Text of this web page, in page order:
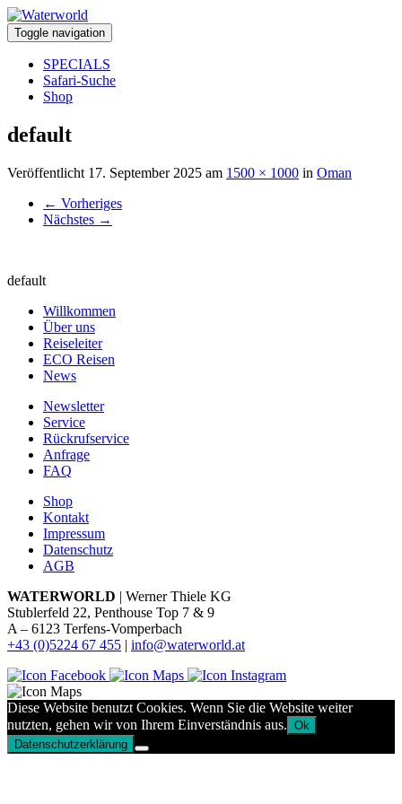
Toggle navigation
SPECIALS
Safari-Suche
Shop
default
Veröffentlicht 17. September 2025 am 1500 × 1000 in Oman
← Vorheriges
Nächstes →
default
Willkommen
Über uns
Reiseleiter
ECO Reisen
News
Newsletter
Service
Rückrufservice
Anfrage
FAQ
Shop
Kontakt
Impressum
Datenschutz
AGB
WATERWORLD | Werner Thiele KG
Stublerfeld 22, Penthouse Top 7 & 9
A – 6123 Terfens-Vomperbach
+43 (0)5224 67 455 | info@waterworld.at
Diese Website benutzt Cookies. Wenn Sie die Website weiter
nutzten, gehen wir von Ihrem Einverständnis aus. Ok
Datenschutzerklärung